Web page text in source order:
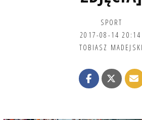
SPORT
2017-08-14 20:14
TOBIASZ MADEJSKI